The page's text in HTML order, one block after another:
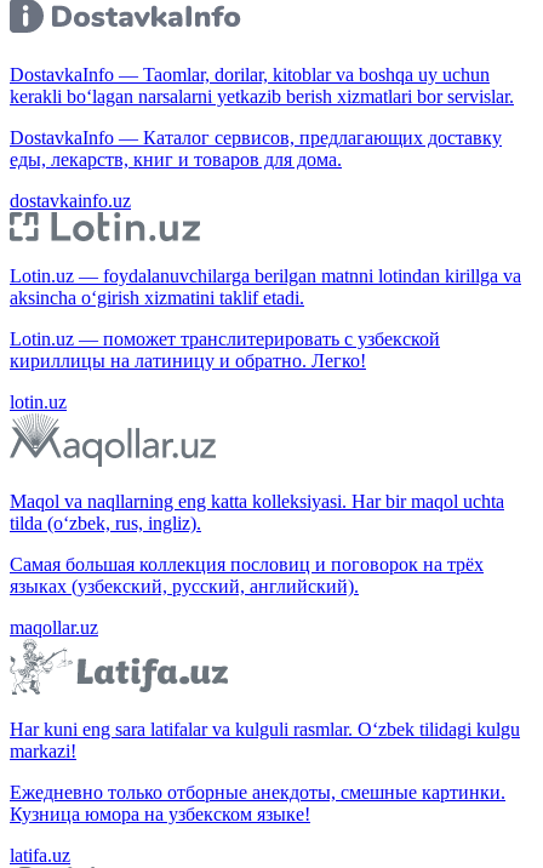
DostavkaInfo — Taomlar, dorilar, kitoblar va boshqa uy uchun
kerakli bo‘lagan narsalarni yetkazib berish xizmatlari bor servislar.
DostavkaInfo — Каталог сервисов, предлагающих доставку
еды, лекарств, книг и товаров для дома.
dostavkainfo.uz
Lotin.uz — foydalanuvchilarga berilgan matnni lotindan kirillga va
aksincha o‘girish xizmatini taklif etadi.
Lotin.uz — поможет транслитерировать с узбекской
кириллицы на латиницу и обратно. Легко!
lotin.uz
Maqol va naqllarning eng katta kolleksiyasi. Har bir maqol uchta
tilda (o‘zbek, rus, ingliz).
Самая большая коллекция пословиц и поговорок на трёх
языках (узбекский, русский, английский).
maqollar.uz
Har kuni eng sara latifalar va kulguli rasmlar. O‘zbek tilidagi kulgu
markazi!
Ежедневно только отборные анекдоты, смешные картинки.
Кузница юмора на узбекском языке!
latifa.uz